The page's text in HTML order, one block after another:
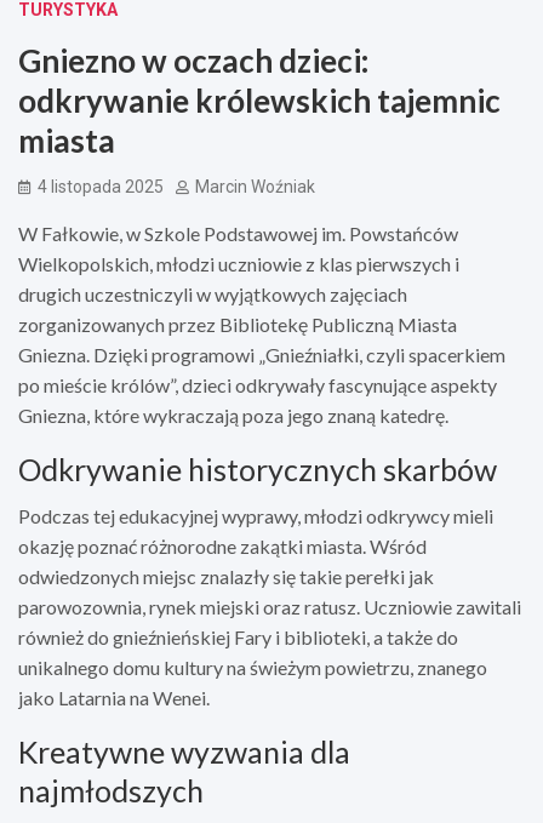
TURYSTYKA
Gniezno w oczach dzieci:
odkrywanie królewskich tajemnic
miasta
4 listopada 2025 Marcin Woźniak
W Fałkowie, w Szkole Podstawowej im. Powstańców
Wielkopolskich, młodzi uczniowie z klas pierwszych i
drugich uczestniczyli w wyjątkowych zajęciach
zorganizowanych przez Bibliotekę Publiczną Miasta
Gniezna. Dzięki programowi „Gnieźniałki, czyli spacerkiem
po mieście królów”, dzieci odkrywały fascynujące aspekty
Gniezna, które wykraczają poza jego znaną katedrę.
Odkrywanie historycznych skarbów
Podczas tej edukacyjnej wyprawy, młodzi odkrywcy mieli
okazję poznać różnorodne zakątki miasta. Wśród
odwiedzonych miejsc znalazły się takie perełki jak
parowozownia, rynek miejski oraz ratusz. Uczniowie zawitali
również do gnieźnieńskiej Fary i biblioteki, a także do
unikalnego domu kultury na świeżym powietrzu, znanego
jako Latarnia na Wenei.
Kreatywne wyzwania dla
najmłodszych